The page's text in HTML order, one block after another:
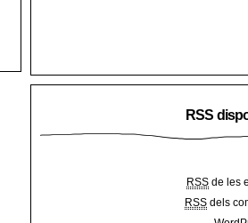
RSS
RSS de les
RSS dels